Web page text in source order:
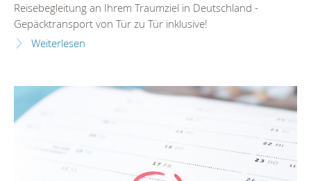
Reisebegleitung an Ihrem Traumziel in Deutschland -
Gepäcktransport von Tür zu Tür inklusive!
Weiterlesen